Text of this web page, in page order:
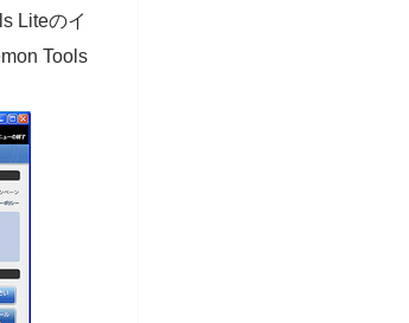
Liteのイ
Tools